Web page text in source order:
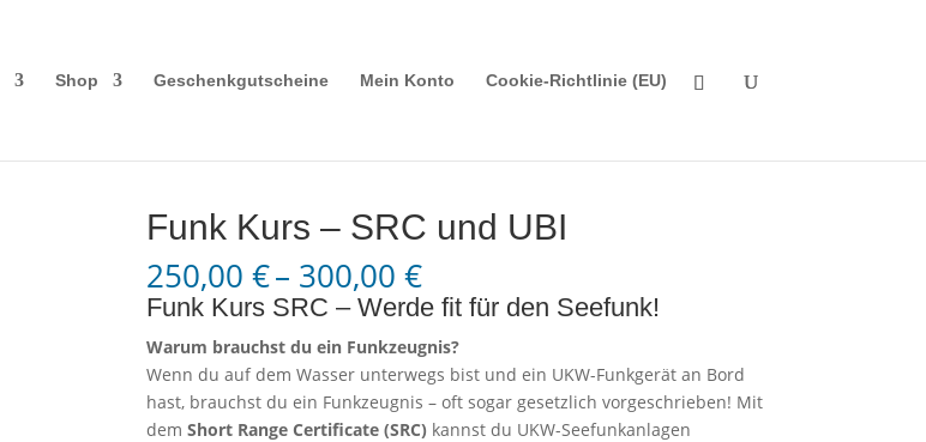
Shop Geschenkgutscheine Mein Konto Cookie-Richtlinie (EU)
Funk Kurs – SRC und UBI
250,00 €– 300,00 €Preisspanne:
250,00 €
bis
300,00 €
Funk Kurs SRC – Werde fit für den Seefunk!
Warum brauchst du ein Funkzeugnis?
Wenn du auf dem Wasser unterwegs bist und ein UKW-Funkgerät an Bord
hast, brauchst du ein Funkzeugnis – oft sogar gesetzlich vorgeschrieben! Mit
dem Short Range Certificate (SRC) kannst du UKW-Seefunkanlagen